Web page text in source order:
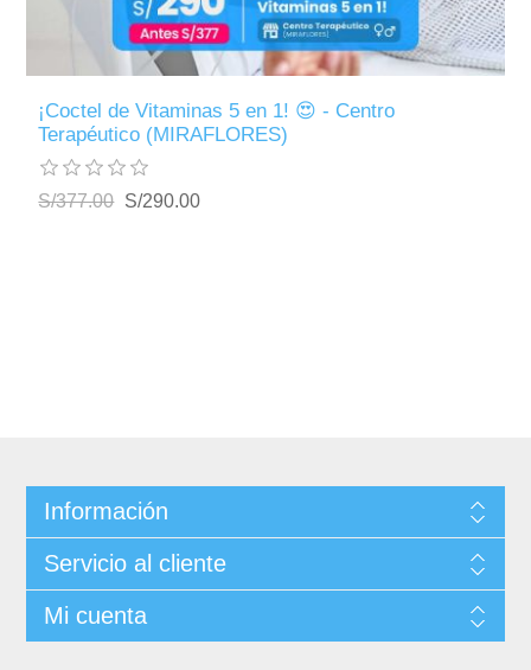
¡Coctel de Vitaminas 5 en 1! 😍 - Centro
Terapéutico (MIRAFLORES)
S/377.00 S/290.00
Información
Servicio al cliente
Mi cuenta